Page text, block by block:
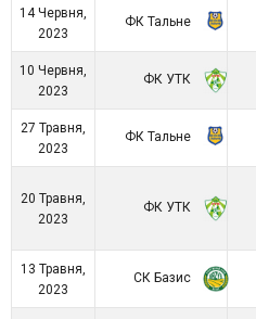
14 Червня,
2023
ФК Тальне
10 Червня,
2023
ФК УТК
27 Травня,
2023
ФК Тальне
20 Травня,
2023
ФК УТК
13 Травня,
2023
СК Базис